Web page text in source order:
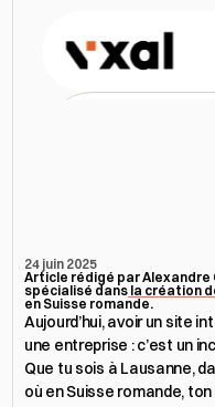
Tarifs
Avis
erreurs
24 juin 2025
Article rédigé par
spécialisé dans la création
en Suisse romande.
Aujourd’hui, avoir un site
une entreprise : c’est un
Que tu sois à Lausanne,
où en Suisse romande,